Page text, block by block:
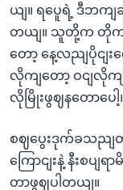
ယျ။ ရပေူရဲ့ ဒီဘက
တယျ။ သူတို့က တိုကျ
တော့ နေ့လညျပိုငျး
လိုကျတော့ ဝငျလိုက
လိုမြိုးဖွဈနတောပေ
စဈပွေးဒုက်ခသညျ
ကြောငျးနဲ့ နီးစပ
တာဖွဈပါတယျ။